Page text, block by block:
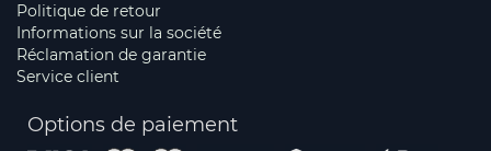
Politique de retour
Informations sur la société
Réclamation de garantie
Service client
Options de paiement